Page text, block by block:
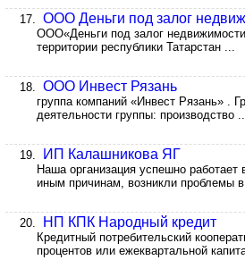
17. ООО Деньги под залог
ООО«Деньги под залог
территории республики Татарстан ...
18. ООО Инвест Рязань
группа компаний «Инвест Рязань» .
деятельности группы: производство
19. ИП Калашникова ЯГ
Наша организация успешно
иным причинам, возникли проблемы
20. НП КПК Народный кредит
Кредитный потребительский
процентов или ежеквартальной